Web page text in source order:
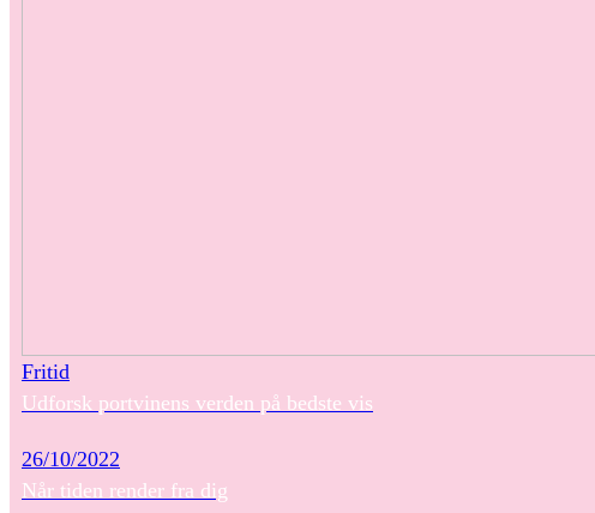
Fritid
Udforsk portvinens verden på bedste vis
26/10/2022
Når tiden render fra dig